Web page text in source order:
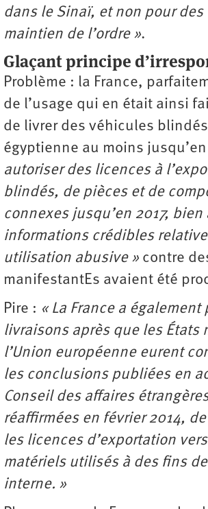
dans le Sinaï, et non pour
maintien de l’ordre ».
Glaçant principe
Problème : la France,
de l’usage qui en était ainsi
de livrer des véhicules
égyptienne au moins
autoriser des licences à
blindés, de pièces et de
connexes jusqu’en 2017,
informations crédibles
utilisation abusive » contre
manifestantEs avaient été
Pire : « La France a
livraisons après que les États
l’Union européenne eurent
les conclusions publiées en
Conseil des affaires
réaffirmées en février 2014,
les licences d’exportation
matériels utilisés à des fins
interne. »